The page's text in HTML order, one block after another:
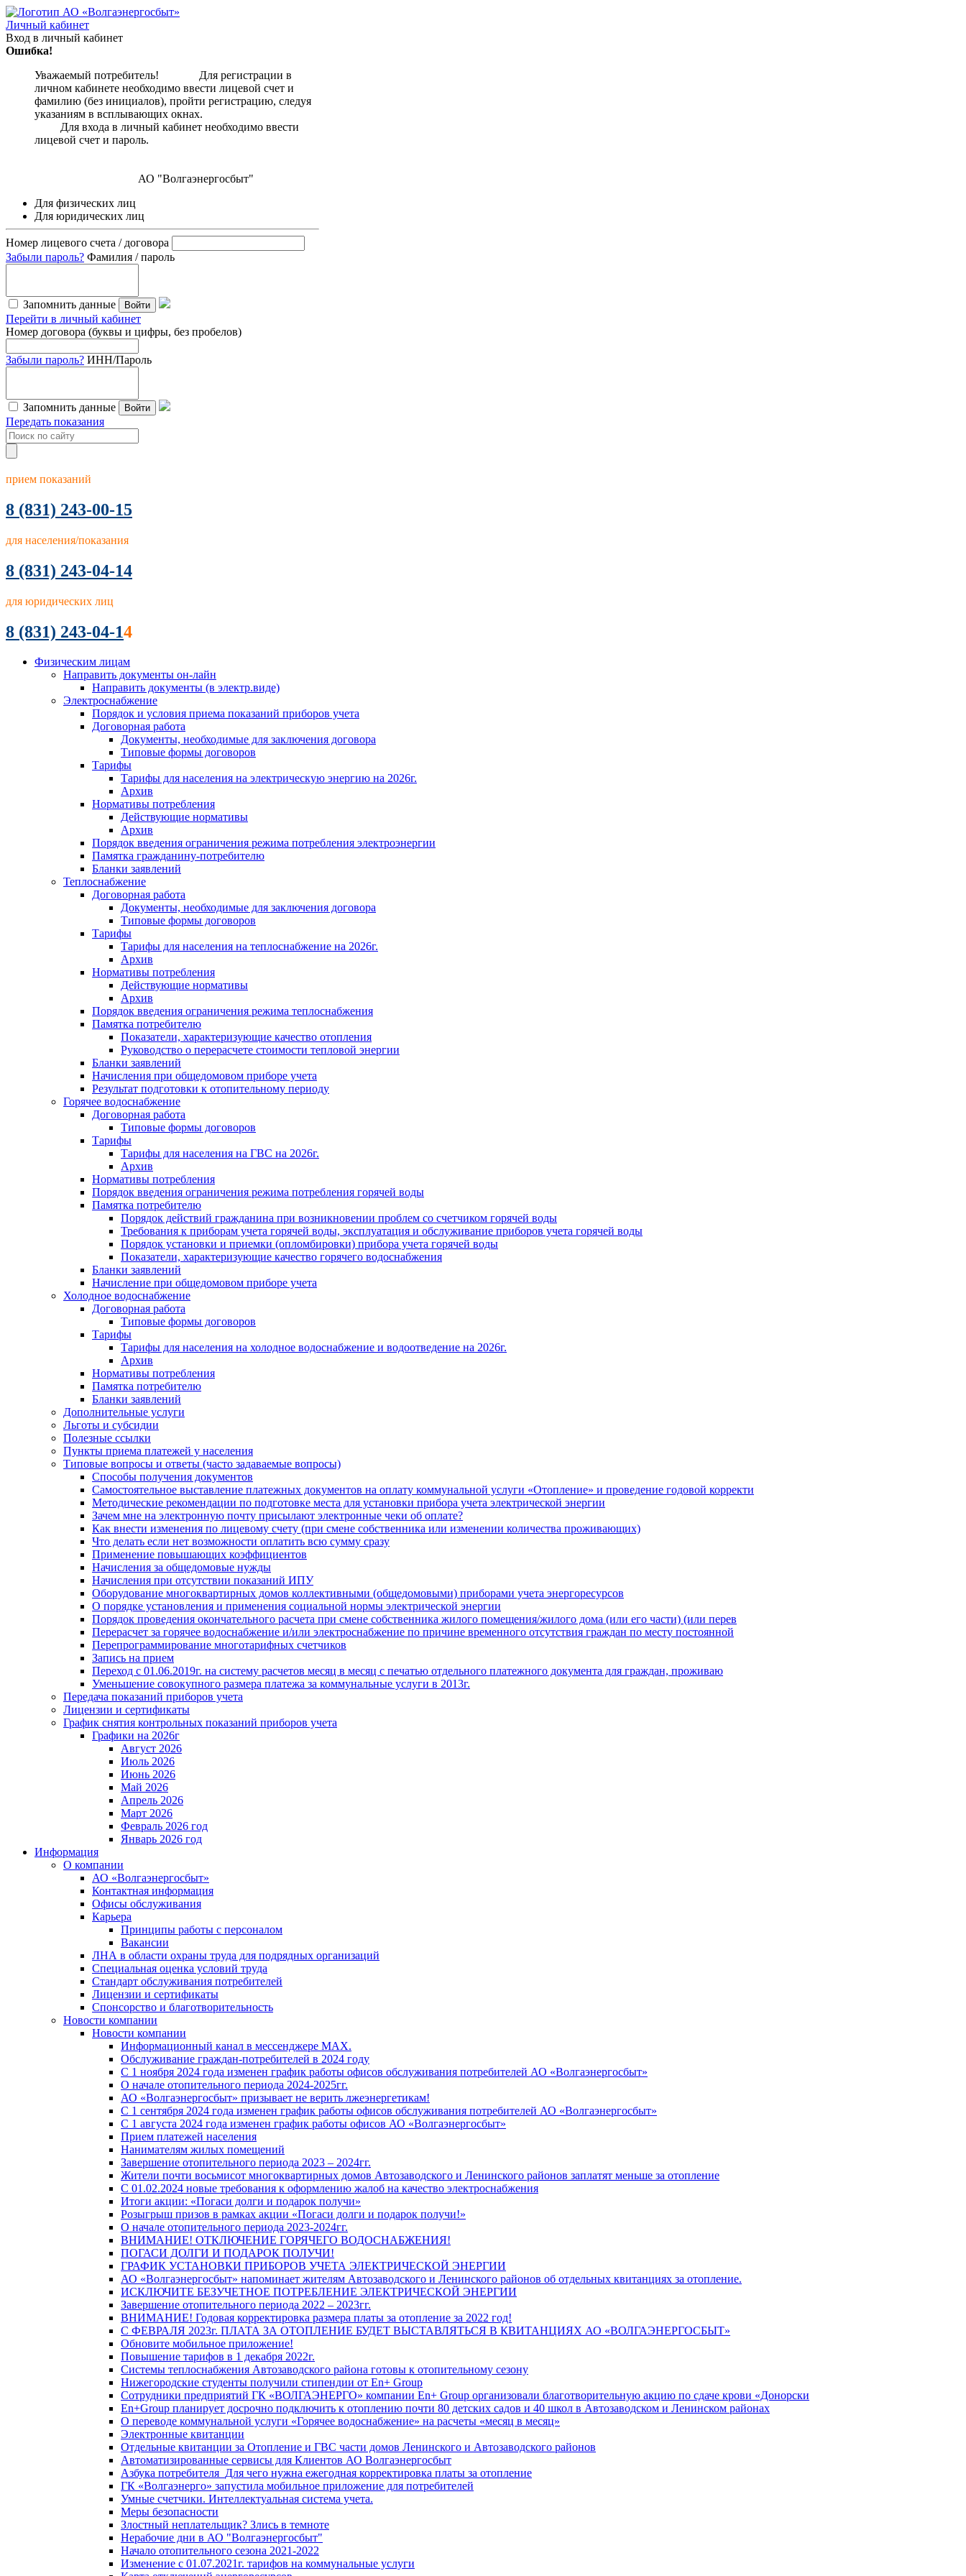
Личный кабинет
Вход в личный кабинет
Ошибка!
Уважаемый потребитель! Для регистрации в
личном кабинете необходимо ввести лицевой счет и
фамилию (без инициалов), пройти регистрацию, следуя
указаниям в всплывающих окнах.
Для входа в личный кабинет необходимо ввести
лицевой счет и пароль.
АО "Волгаэнергосбыт"
Для физических лиц
Для юридических лиц
Номер лицевого счета / договора
Забыли пароль? Фамилия / пароль
Запомнить данные Войти
Перейти в личный кабинет
Номер договора (буквы и цифры, без пробелов)
Забыли пароль? ИНН/Пароль
Запомнить данные Войти
Передать показания
прием показаний
8 (831) 243-00-15
для населения/показания
8 (831) 243-04-14
для юридических лиц
8 (831) 243-04-14
Физическим лицам
Направить документы он-лайн
Направить документы (в электр.виде)
Электроснабжение
Порядок и условия приема показаний приборов учета
Договорная работа
Документы, необходимые для заключения договора
Типовые формы договоров
Тарифы
Тарифы для населения на электрическую энергию на 2026г.
Архив
Нормативы потребления
Действующие нормативы
Архив
Порядок введения ограничения режима потребления электроэнергии
Памятка гражданину-потребителю
Бланки заявлений
Теплоснабжение
Договорная работа
Документы, необходимые для заключения договора
Типовые формы договоров
Тарифы
Тарифы для населения на теплоснабжение на 2026г.
Архив
Нормативы потребления
Действующие нормативы
Архив
Порядок введения ограничения режима теплоснабжения
Памятка потребителю
Показатели, характеризующие качество отопления
Руководство о перерасчете стоимости тепловой энергии
Бланки заявлений
Начисления при общедомовом приборе учета
Результат подготовки к отопительному периоду
Горячее водоснабжение
Договорная работа
Типовые формы договоров
Тарифы
Тарифы для населения на ГВС на 2026г.
Архив
Нормативы потребления
Порядок введения ограничения режима потребления горячей воды
Памятка потребителю
Порядок действий гражданина при возникновении проблем со счетчиком горячей воды
Требования к приборам учета горячей воды, эксплуатация и обслуживание приборов учета горячей воды
Порядок установки и приемки (опломбировки) прибора учета горячей воды
Показатели, характеризующие качество горячего водоснабжения
Бланки заявлений
Начисление при общедомовом приборе учета
Холодное водоснабжение
Договорная работа
Типовые формы договоров
Тарифы
Тарифы для населения на холодное водоснабжение и водоотведение на 2026г.
Архив
Нормативы потребления
Памятка потребителю
Бланки заявлений
Дополнительные услуги
Льготы и субсидии
Полезные ссылки
Пункты приема платежей у населения
Типовые вопросы и ответы (часто задаваемые вопросы)
Способы получения документов
Самостоятельное выставление платежных документов на оплату коммунальной услуги «Отопление» и проведение годовой корректи
Методические рекомендации по подготовке места для установки прибора учета электрической энергии
Зачем мне на электронную почту присылают электронные чеки об оплате?
Как внести изменения по лицевому счету (при смене собственника или изменении количества проживающих)
Что делать если нет возможности оплатить всю сумму сразу
Применение повышающих коэффициентов
Начисления за общедомовые нужды
Начисления при отсутствии показаний ИПУ
Оборудование многоквартирных домов коллективными (общедомовыми) приборами учета энергоресурсов
О порядке установления и применения социальной нормы электрической энергии
Порядок проведения окончательного расчета при смене собственника жилого помещения/жилого дома (или его части) (или перев
Перерасчет за горячее водоснабжение и/или электроснабжение по причине временного отсутствия граждан по месту постоянной
Перепрограммирование многотарифных счетчиков
Запись на прием
Переход с 01.06.2019г. на систему расчетов месяц в месяц с печатью отдельного платежного документа для граждан, проживаю
Уменьшение совокупного размера платежа за коммунальные услуги в 2013г.
Передача показаний приборов учета
Лицензии и сертификаты
График снятия контрольных показаний приборов учета
Графики на 2026г
Август 2026
Июль 2026
Июнь 2026
Май 2026
Апрель 2026
Март 2026
Февраль 2026 год
Январь 2026 год
Информация
О компании
АО «Волгаэнергосбыт»
Контактная информация
Офисы обслуживания
Карьера
Принципы работы с персоналом
Вакансии
ЛНА в области охраны труда для подрядных организаций
Специальная оценка условий труда
Стандарт обслуживания потребителей
Лицензии и сертификаты
Спонсорство и благотворительность
Новости компании
Новости компании
Информационный канал в мессенджере MAX.
Обслуживание граждан-потребителей в 2024 году
С 1 ноября 2024 года изменен график работы офисов обслуживания потребителей АО «Волгаэнергосбыт»
О начале отопительного периода 2024-2025гг.
АО «Волгаэнергосбыт» призывает не верить лжеэнергетикам!
С 1 сентября 2024 года изменен график работы офисов обслуживания потребителей АО «Волгаэнергосбыт»
С 1 августа 2024 года изменен график работы офисов АО «Волгаэнергосбыт»
Прием платежей населения
Нанимателям жилых помещений
Завершение отопительного периода 2023 – 2024гг.
Жители почти восьмисот многоквартирных домов Автозаводского и Ленинского районов заплатят меньше за отопление
С 01.02.2024 новые требования к оформлению жалоб на качество электроснабжения
Итоги акции: «Погаси долги и подарок получи»
Розыгрыш призов в рамках акции «Погаси долги и подарок получи!»
О начале отопительного периода 2023-2024гг.
ВНИМАНИЕ! ОТКЛЮЧЕНИЕ ГОРЯЧЕГО ВОДОСНАБЖЕНИЯ!
ПОГАСИ ДОЛГИ И ПОДАРОК ПОЛУЧИ!
ГРАФИК УСТАНОВКИ ПРИБОРОВ УЧЕТА ЭЛЕКТРИЧЕСКОЙ ЭНЕРГИИ
АО «Волгаэнергосбыт» напоминает жителям Автозаводского и Ленинского районов об отдельных квитанциях за отопление.
ИСКЛЮЧИТЕ БЕЗУЧЕТНОЕ ПОТРЕБЛЕНИЕ ЭЛЕКТРИЧЕСКОЙ ЭНЕРГИИ
Завершение отопительного периода 2022 – 2023гг.
ВНИМАНИЕ! Годовая корректировка размера платы за отопление за 2022 год!
С ФЕВРАЛЯ 2023г. ПЛАТА ЗА ОТОПЛЕНИЕ БУДЕТ ВЫСТАВЛЯТЬСЯ В КВИТАНЦИЯХ АО «ВОЛГАЭНЕРГОСБЫТ»
Обновите мобильное приложение!
Повышение тарифов в 1 декабря 2022г.
Системы теплоснабжения Автозаводского района готовы к отопительному сезону
Нижегородские студенты получили стипендии от En+ Group
Сотрудники предприятий ГК «ВОЛГАЭНЕРГО» компании En+ Group организовали благотворительную акцию по сдаче крови «Донорски
En+Group планирует досрочно подключить к отоплению почти 80 детских садов и 40 школ в Автозаводском и Ленинском районах
О переводе коммунальной услуги «Горячее водоснабжение» на расчеты «месяц в месяц»
Электронные квитанции
Отдельные квитанции за Отопление и ГВС части домов Ленинского и Автозаводского районов
Автоматизированные сервисы для Клиентов АО Волгаэнергосбыт
Азбука потребителя_Для чего нужна ежегодная корректировка платы за отопление
ГК «Волгаэнерго» запустила мобильное приложение для потребителей
Умные счетчики. Интеллектуальная система учета.
Меры безопасности
Злостный неплательщик? Злись в темноте
Нерабочие дни в АО "Волгаэнергосбыт"
Начало отопительного сезона 2021-2022
Изменение с 01.07.2021г. тарифов на коммунальные услуги